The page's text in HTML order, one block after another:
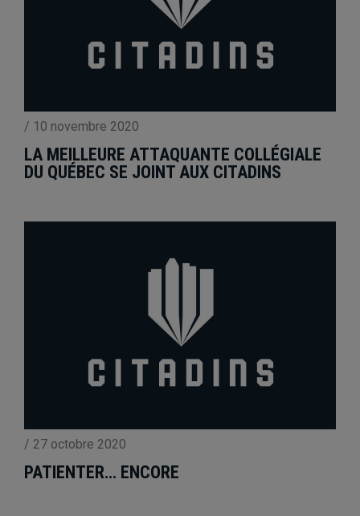
/ 10 novembre 2020
LA MEILLEURE ATTAQUANTE COLLÉGIALE
DU QUÉBEC SE JOINT AUX CITADINS
/ 27 octobre 2020
PATIENTER… ENCORE